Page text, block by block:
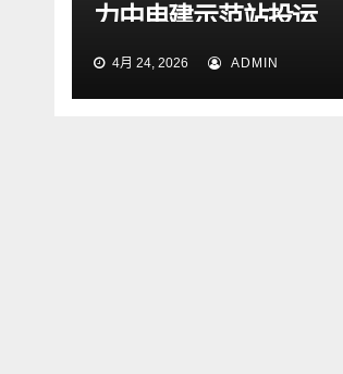
力中电建示范站投运
4月 24, 2026 ADMIN